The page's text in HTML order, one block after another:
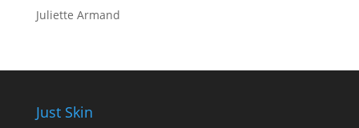
Juliette Armand
Just Skin